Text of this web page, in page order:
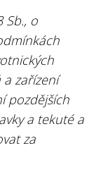
Sb., o
zařízení
pozdějších
a tekuté a
za